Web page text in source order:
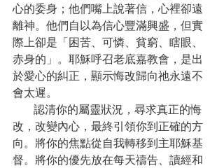
心的委身；他們嘴上說著信，心裡卻遠
離神。他們自以為信心豐滿興盛，但實
際上卻是「困苦、可憐、貧窮、瞎眼、
赤身的」。耶穌呼召老底嘉教會，是出
於愛心的糾正，顯示悔改歸向祂永遠不
會太遲。
改，改變內心，最終引領你到正確的方
向。將你的焦點從自我轉移到主耶穌基
督。將你的優先放在每天禱告、讀經和